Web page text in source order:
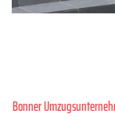
Bonner